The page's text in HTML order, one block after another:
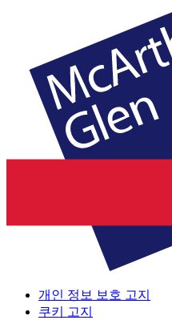
개인 정보 보호 고지
쿠키 고지